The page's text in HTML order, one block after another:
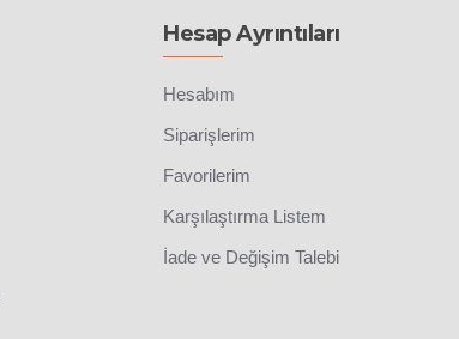
Hesap Ayrıntıları
Hesabım
Siparişlerim
Favorilerim
Karşılaştırma Listem
İade ve Değişim Talebi